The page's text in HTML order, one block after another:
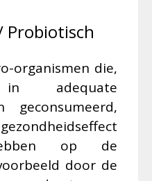
Probiotisch
organismen die,
adequate
geconsumeerd,
op de
door de